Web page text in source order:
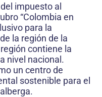
impuesto al
“Colombia en
para la
la región de la
contiene la
nivel nacional.
un centro de
sostenible para el